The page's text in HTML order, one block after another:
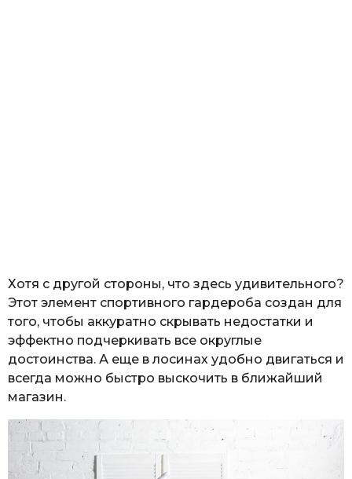
Хотя с другой стороны, что здесь удивительного?
Этот элемент спортивного гардероба создан для
того, чтобы аккуратно скрывать недостатки и
эффектно подчеркивать все округлые
достоинства. А еще в лосинах удобно двигаться и
всегда можно быстро выскочить в ближайший
магазин.